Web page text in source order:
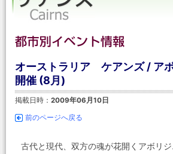
オーストラリア ケアンズ / ア
開催 (8月)
掲載日時： 2009年06月10日
前のページへ戻る
古代と現代、双方の魂が花開くアボリ